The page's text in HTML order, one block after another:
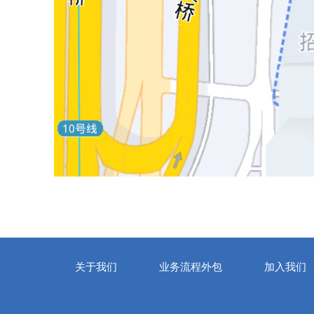
关于我们 业务流程外包 加入我们